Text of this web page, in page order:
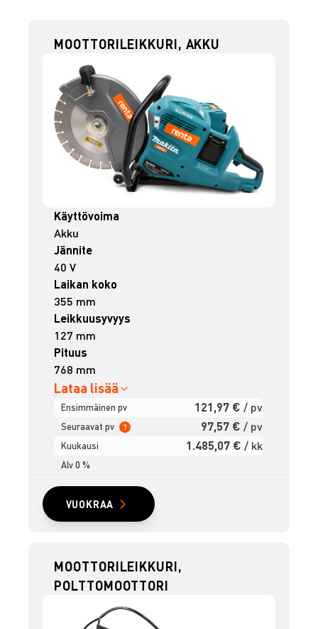
MOOTTORILEIKKURI, AKKU
Käyttövoima
Akku
Jännite
40 V
Laikan koko
355 mm
Leikkuusyvyys
127 mm
Pituus
768 mm
Lataa lisää
Ensimmäinen pv 121,97 € / pv
Seuraavat pv ? 97,57 € / pv
Kuukausi 1.485,07 € / kk
Alv 0 %
VUOKRAA
MOOTTORILEIKKURI,
POLTTOMOOTTORI